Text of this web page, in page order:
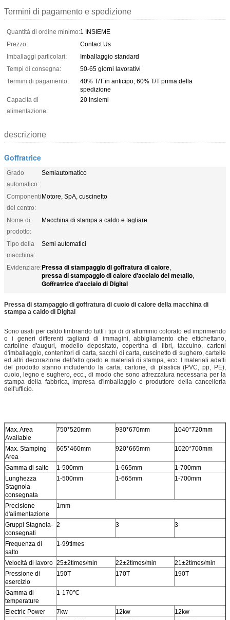
Termini di pagamento e spedizione
Quantità di ordine minimo:1 INSIEME
Prezzo:
Contact Us
Imballaggi particolari:
Imballaggio standard
Tempi di consegna:
50-65 giorni lavorativi
Termini di pagamento:
40% T/T in anticipo, 60% T/T prima della
spedizione
Capacità di
alimentazione:
20 insiemi
descrizione
Goffratrice
Grado
automatico:
Semiautomatico
Componenti
del centro:
Motore, SpA, cuscinetto
Nome di
prodotto:
Macchina di stampa a caldo e tagliare
Tipo della
macchina:
Semi automatici
Evidenziare:Pressa di stampaggio di goffratura di calore,
pressa di stampaggio di calore d'acciaio del metallo,
Goffratrice d'acciaio di Digital
Pressa di stampaggio di goffratura di cuoio di calore della macchina di
stampa a caldo di Digital
Sono usati per caldo timbrando tutti i tipi di di alluminio colorato ed imprimendo
o i generi differenti taglianti di immagini, abbigliamento che ettichettano,
cartoline d'auguri, modello depositato, copertina di libri, taccuino, cartoni
d'imballaggio, contenitori di carta, sacchi di carta, cuscinetto di sughero, cartelle
ed altri decorazione dell'alto grado e materiali di stampa, ecc. I materiali adatti
del prodotto stanno includendo la carta, cartone, di plastica (PVC, pp, PE),
cuoio, legno e sughero, ecc., di modo che sono attrezzatura necessaria per la
stampa della fabbrica, impresa d'imballaggio e produttore della cancelleria
dell'ufficio.
Max. Area
Available
750*520mm 930*670mm 1040*720mm
Max. Stamping
Area
665*460mm 920*665mm 1020*700mm
Gamma di salto 1-500mm 1-665mm
1-700mm
Lunghezza
Stagnola-
consegnata
1-500mm 1-665mm 1-700mm
Precisione
d'alimentazione
1mm
Gruppi Stagnola-
consegnati
2 3 3
Frequenza di
salto
1-99times
Velocità di lavoro 25±2times/min 22±2times/min
21±2times/min
Pressione di
esercizio
150T 170T 190T
Gamma di
temperature
1-170℃
Electric Power 7kw 12kw
12kw